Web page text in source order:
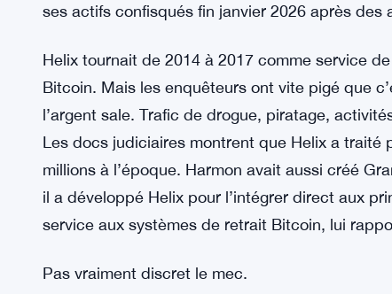
ses actifs confisqués fin janvier 2026 après des
Helix tournait de 2014 à 2017 comme service
Bitcoin. Mais les enquêteurs ont vite pigé que
l’argent sale. Trafic de drogue, piratage,
Les docs judiciaires montrent que Helix a traité
millions à l’époque. Harmon avait aussi créé
il a développé Helix pour l’intégrer direct aux
service aux systèmes de retrait Bitcoin, lui
Pas vraiment discret le mec.